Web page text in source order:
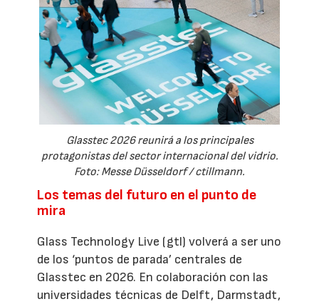
Glasstec 2026 reunirá a los principales
protagonistas del sector internacional del vidrio.
Foto: Messe Düsseldorf / ctillmann.
Los temas del futuro en el punto de
mira
Glass Technology Live (gtl) volverá a ser uno
de los ‘puntos de parada’ centrales de
Glasstec en 2026. En colaboración con las
universidades técnicas de Delft, Darmstadt,